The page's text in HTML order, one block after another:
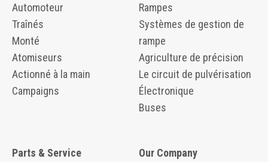
Automoteur
Traînés
Monté
Atomiseurs
Actionné à la main
Campaigns
Rampes
Systèmes de gestion de
rampe
Agriculture de précision
Le circuit de pulvérisation
Électronique
Buses
Parts & Service
Our Company